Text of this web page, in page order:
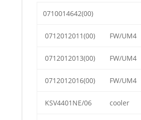
0710014642(00)
0712012011(00) FW/UM4
0712012013(00) FW/UM4
0712012016(00) FW/UM4
KSV4401NE/06 cooler